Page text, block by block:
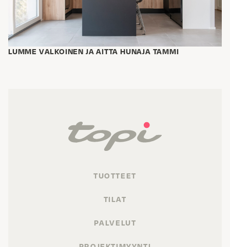
LUMME VALKOINEN JA AITTA HUNAJA TAMMI
TUOTTEET
TILAT
PALVELUT